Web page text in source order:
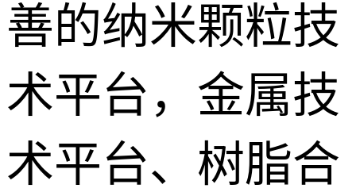
善的纳米颗粒技
术平台，金属技
术平台、树脂合